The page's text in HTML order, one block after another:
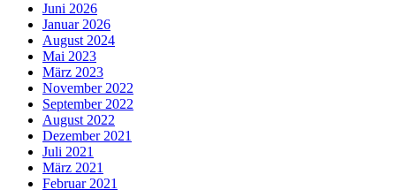
Juni 2026
Januar 2026
August 2024
Mai 2023
März 2023
November 2022
September 2022
August 2022
Dezember 2021
Juli 2021
März 2021
Februar 2021